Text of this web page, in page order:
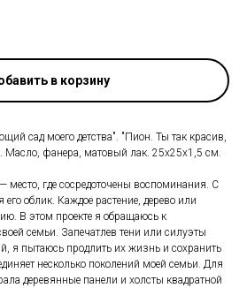
в корзину
сад моего детства". "Пион. Ты так красив,
Масло, фанера, матовый лак. 25х25х1,5 см.
место, где сосредоточены воспоминания. С
облик. Каждое растение, дерево или
В этом проекте я обращаюсь к
семьи. Запечатлев тени или силуэты
я пытаюсь продлить их жизнь и сохранить
несколько поколений моей семьи. Для
деревянные панели и холсты квадратной